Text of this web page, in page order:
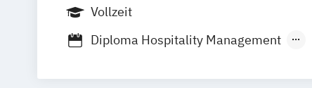
Vollzeit
Diploma Hospitality Management
Higher Diploma Hospitality